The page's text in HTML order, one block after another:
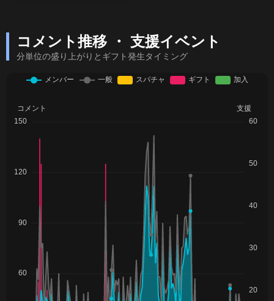
コメント推移 ・ 支援イベント
分単位の盛り上がりとギフト発生タイミング